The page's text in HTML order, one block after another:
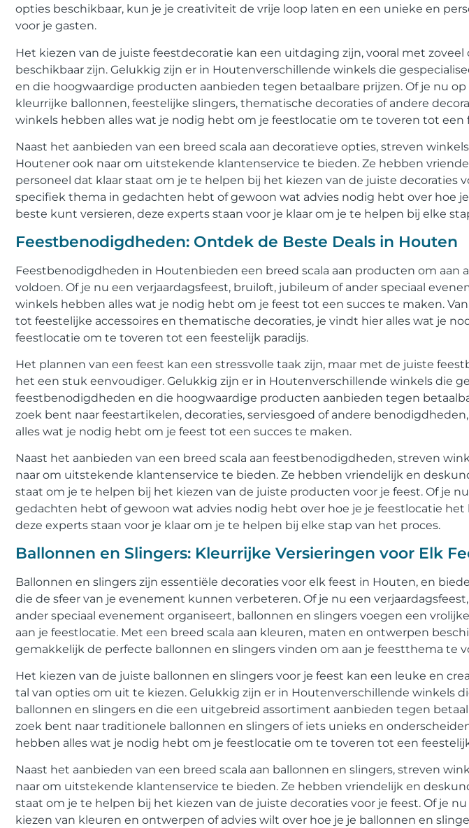
opties beschikbaar, kun je je creativiteit de vrije loop laten en een unieke en
voor je gasten.
Het kiezen van de juiste feestdecoratie kan een uitdaging zijn, vooral met
beschikbaar zijn. Gelukkig zijn er in Houtenverschillende winkels die
en die hoogwaardige producten aanbieden tegen betaalbare prijzen. Of je nu
kleurrijke ballonnen, feestelijke slingers, thematische decoraties of andere
winkels hebben alles wat je nodig hebt om je feestlocatie om te toveren tot een
Naast het aanbieden van een breed scala aan decoratieve opties, streven
Houtener ook naar om uitstekende klantenservice te bieden. Ze hebben
personeel dat klaar staat om je te helpen bij het kiezen van de juiste decoraties
specifiek thema in gedachten hebt of gewoon wat advies nodig hebt over hoe
beste kunt versieren, deze experts staan voor je klaar om je te helpen bij elke
Feestbenodigdheden: Ontdek de Beste Deals in Houten
Feestbenodigdheden in Houtenbieden een breed scala aan producten om aan
voldoen. Of je nu een verjaardagsfeest, bruiloft, jubileum of ander speciaal
winkels hebben alles wat je nodig hebt om je feest tot een succes te maken.
tot feestelijke accessoires en thematische decoraties, je vindt hier alles wat je
feestlocatie om te toveren tot een feestelijk paradijs.
Het plannen van een feest kan een stressvolle taak zijn, maar met de juiste
het een stuk eenvoudiger. Gelukkig zijn er in Houtenverschillende winkels die
feestbenodigdheden en die hoogwaardige producten aanbieden tegen
zoek bent naar feestartikelen, decoraties, serviesgoed of andere
alles wat je nodig hebt om je feest tot een succes te maken.
Naast het aanbieden van een breed scala aan feestbenodigdheden, streven
naar om uitstekende klantenservice te bieden. Ze hebben vriendelijk en
staat om je te helpen bij het kiezen van de juiste producten voor je feest. Of je
gedachten hebt of gewoon wat advies nodig hebt over hoe je je feestlocatie
deze experts staan voor je klaar om je te helpen bij elke stap van het proces.
Ballonnen en Slingers: Kleurrijke Versieringen voor Elk
Ballonnen en slingers zijn essentiële decoraties voor elk feest in Houten, en
die de sfeer van je evenement kunnen verbeteren. Of je nu een
ander speciaal evenement organiseert, ballonnen en slingers voegen een
aan je feestlocatie. Met een breed scala aan kleuren, maten en ontwerpen
gemakkelijk de perfecte ballonnen en slingers vinden om aan je feestthema te
Het kiezen van de juiste ballonnen en slingers voor je feest kan een leuke en
tal van opties om uit te kiezen. Gelukkig zijn er in Houtenverschillende winkels
ballonnen en slingers en die een uitgebreid assortiment aanbieden tegen
zoek bent naar traditionele ballonnen en slingers of iets unieks en
hebben alles wat je nodig hebt om je feestlocatie om te toveren tot een
Naast het aanbieden van een breed scala aan ballonnen en slingers, streven
naar om uitstekende klantenservice te bieden. Ze hebben vriendelijk en
staat om je te helpen bij het kiezen van de juiste decoraties voor je feest. Of je
kiezen van kleuren en ontwerpen of advies wilt over hoe je je ballonnen en